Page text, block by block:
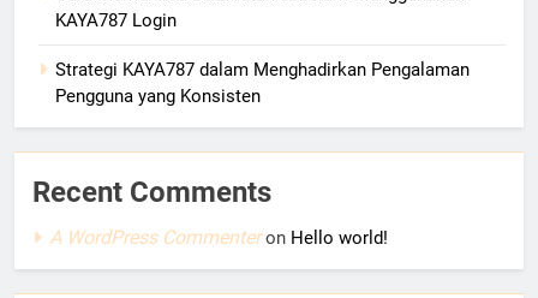
KAYA787 Login
Strategi KAYA787 dalam Menghadirkan Pengalaman
Pengguna yang Konsisten
Recent Comments
A WordPress Commenteron Hello world!